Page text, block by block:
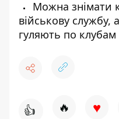
Можна знімати
військову
гуляють по
👍 🔥 ♥